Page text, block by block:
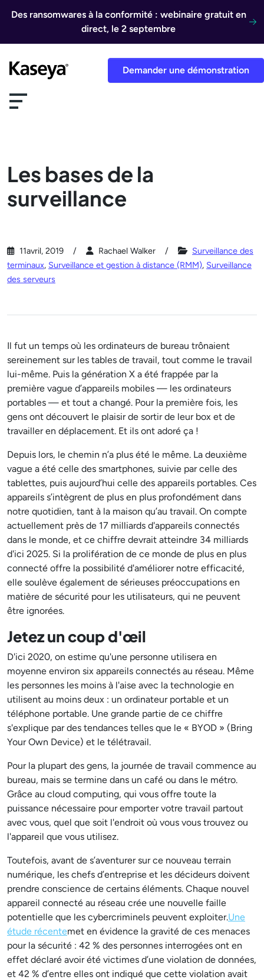
Des ransomwares à la conformité : webinaire gratuit en
direct, le 2 septembre
Demander une démonstration
Les bases de la
surveillance
11avril, 2019 Rachael Walker
Surveillance des
terminaux, Surveillance et gestion à distance (RMM), Surveillance
des serveurs
Il fut un temps où les ordinateurs de bureau trônaient
sereinement sur les tables de travail, tout comme le travail
lui-même. Puis la génération X a été frappée par la
première vague d’appareils mobiles — les ordinateurs
portables — et tout a changé. Pour la première fois, les
gens ont découvert le plaisir de sortir de leur box et de
travailler en déplacement. Et ils ont adoré ça !
Depuis lors, le chemin n’a plus été le même. La deuxième
vague a été celle des smartphones, suivie par celle des
tablettes, puis aujourd’hui celle des appareils portables. Ces
appareils s’intègrent de plus en plus profondément dans
notre quotidien, tant à la maison qu’au travail. On compte
actuellement près de 17 milliards d'appareils connectés
dans le monde, et ce chiffre devrait atteindre 34 milliards
d'ici 2025. Si la prolifération de ce monde de plus en plus
connecté offre la possibilité d'améliorer notre efficacité,
elle soulève également de sérieuses préoccupations en
matière de sécurité pour les utilisateurs, qui ne peuvent
être ignorées.
Jetez un coup d'œil
D'ici 2020, on estime qu'une personne utilisera en
moyenne environ six appareils connectés au réseau. Même
les personnes les moins à l'aise avec la technologie en
utilisent au moins deux : un ordinateur portable et un
téléphone portable. Une grande partie de ce chiffre
s'explique par des tendances telles que le « BYOD » (Bring
Your Own Device) et le télétravail.
Pour la plupart des gens, la journée de travail commence au
bureau, mais se termine dans un café ou dans le métro.
Grâce au cloud computing, qui vous offre toute la
puissance nécessaire pour emporter votre travail partout
avec vous, quel que soit l'endroit où vous vous trouvez ou
l'appareil que vous utilisez.
Toutefois, avant de s’aventurer sur ce nouveau terrain
numérique, les chefs d’entreprise et les décideurs doivent
prendre conscience de certains éléments. Chaque nouvel
appareil connecté au réseau crée une nouvelle faille
potentielle que les cybercriminels peuvent exploiter.Une
étude récentemet en évidence la gravité de ces menaces
pour la sécurité : 42 % des personnes interrogées ont en
effet déclaré avoir été victimes d’une violation de données,
et 42 % d’entre elles ont indiqué que cette violation avait